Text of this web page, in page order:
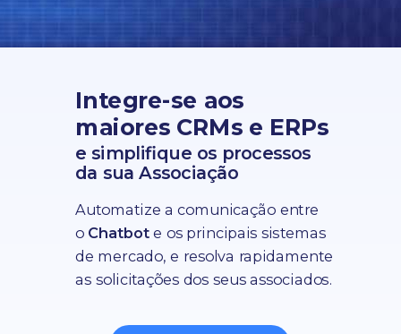
Automatize a comunicação entre
o Chatbote os principais sistemas
de mercado, e resolva rapidamente
as solicitações dos seus associados.
Integre-se aos
maiores CRMs e ERPs
e simplifique os processos
da sua Associação